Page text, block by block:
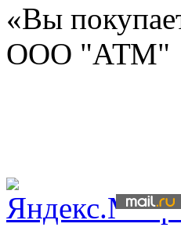
«Вы
ООО "АТМ"